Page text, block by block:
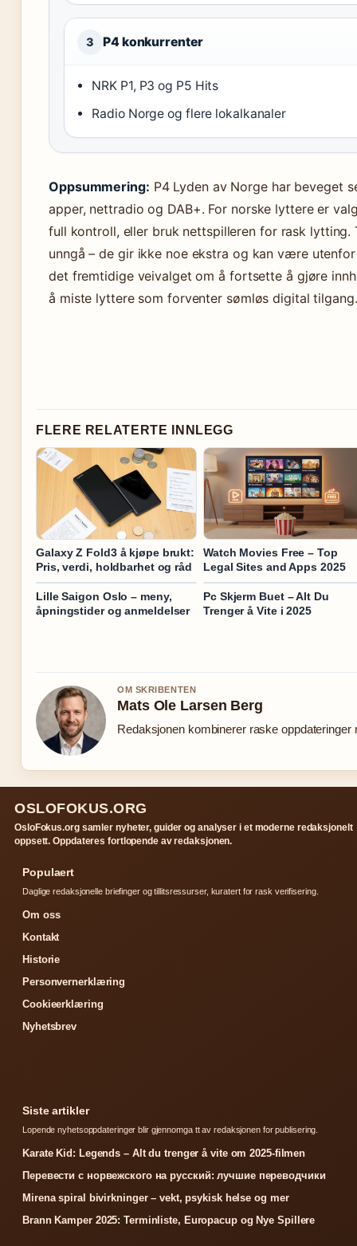
3 P4 konkurrenter
NRK P1, P3 og P5 Hits
Radio Norge og flere lokalkanaler
Oppsummering: P4 Lyden av Norge har beveget
apper, nettradio og DAB+. For norske lyttere er
full kontroll, eller bruk nettspilleren for rask lytting.
unngå – de gir ikke noe ekstra og kan være
det fremtidige veivalget om å fortsette å gjøre
å miste lyttere som forventer sømløs digital tilgang.
FLERE RELATERTE INNLEGG
Galaxy Z Fold3 å kjøpe brukt:
Pris, verdi, holdbarhet og råd
Watch Movies Free – Top
Legal Sites and Apps 2025
Lille Saigon Oslo – meny,
åpningstider og anmeldelser
Pc Skjerm Buet – Alt Du
Trenger å Vite i 2025
OM SKRIBENTEN
Mats Ole Larsen Berg
Redaksjonen kombinerer raske oppdateringer
OSLOFOKUS.ORG
OsloFokus.org samler nyheter, guider og analyser i et moderne redaksjonelt
oppsett. Oppdateres fortlopende av redaksjonen.
Populaert
Daglige redaksjonelle briefinger og tillitsressurser, kuratert for rask verifisering.
Om oss
Kontakt
Historie
Personvernerklæring
Cookieerklæring
Nyhetsbrev
Siste artikler
Lopende nyhetsoppdateringer blir gjennomga tt av redaksjonen for publisering.
Karate Kid: Legends – Alt du trenger å vite om 2025-filmen
Перевести с норвежского на русский: лучшие переводчики
Mirena spiral bivirkninger – vekt, psykisk helse og mer
Brann Kamper 2025: Terminliste, Europacup og Nye Spillere